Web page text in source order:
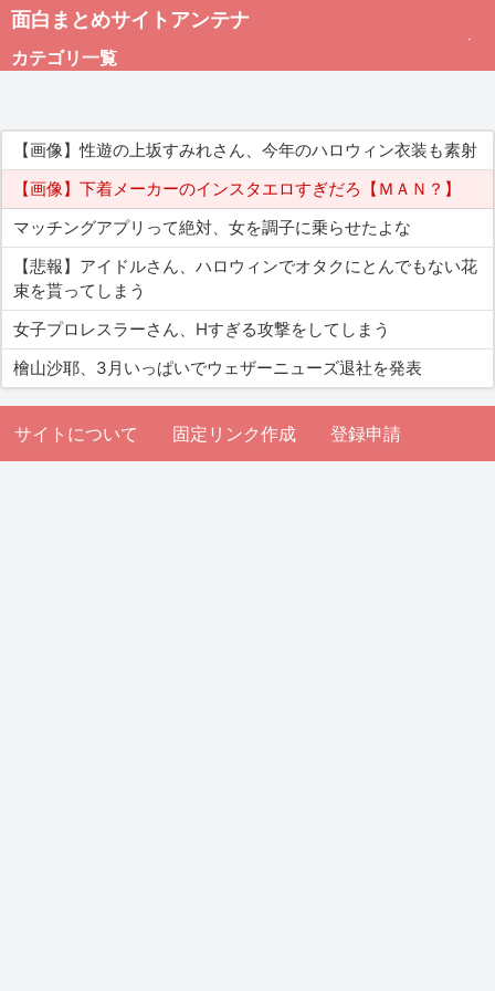
面白まとめサイトアンテナ
カテゴリ一覧
総合
アダルト
【画像】性遊の上坂すみれさん、今年のハロウィン衣装も素射
【画像】下着メーカーのインスタエロすぎだろ【ＭＡＮ？】
マッチングアプリって絶対、女を調子に乗らせたよな
【悲報】アイドルさん、ハロウィンでオタクにとんでもない花
束を貰ってしまう
女子プロレスラーさん、Hすぎる攻撃をしてしまう
檜山沙耶、3月いっぱいでウェザーニューズ退社を発表
サイトについて 固定リンク作成 登録申請